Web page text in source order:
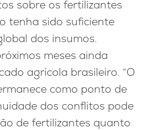
sobre os fertilizantes
tenha sido suficiente
dos insumos.
meses ainda
agrícola brasileiro. “O
como ponto de
dos conflitos pode
de fertilizantes quanto